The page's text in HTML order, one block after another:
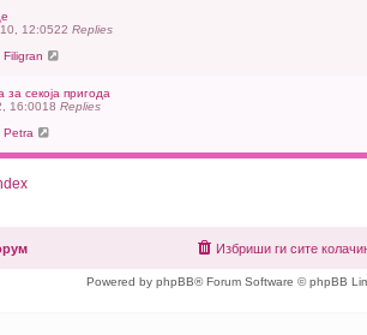
12:0522 Replies
Filigran
секоја пригода
16:0018 Replies
Petra
Избриши ги сите
Powered by phpBB® Forum Software © phpBB